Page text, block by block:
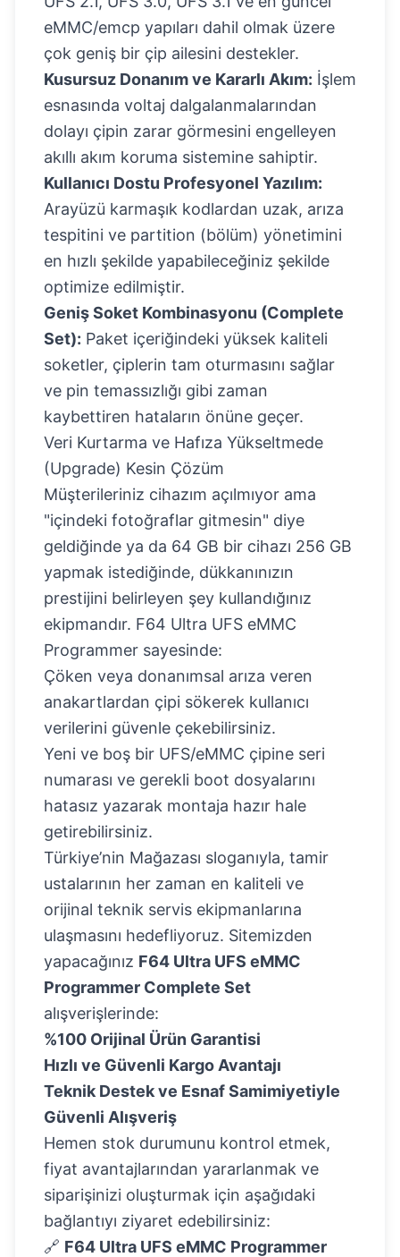
eMMC/emcp yapıları dahil olmak üzere
çok geniş bir çip ailesini destekler.
Kusursuz Donanım ve Kararlı Akım: İşlem
esnasında voltaj dalgalanmalarından
dolayı çipin zarar görmesini engelleyen
akıllı akım koruma sistemine sahiptir.
Kullanıcı Dostu Profesyonel Yazılım:
Arayüzü karmaşık kodlardan uzak, arıza
tespitini ve partition (bölüm) yönetimini
en hızlı şekilde yapabileceğiniz şekilde
optimize edilmiştir.
Geniş Soket Kombinasyonu (Complete
Set): Paket içeriğindeki yüksek kaliteli
soketler, çiplerin tam oturmasını sağlar
ve pin temassızlığı gibi zaman
kaybettiren hataların önüne geçer.
Veri Kurtarma ve Hafıza Yükseltmede
(Upgrade) Kesin Çözüm
Müşterileriniz cihazım açılmıyor ama
"içindeki fotoğraflar gitmesin" diye
geldiğinde ya da 64 GB bir cihazı 256 GB
yapmak istediğinde, dükkanınızın
prestijini belirleyen şey kullandığınız
ekipmandır. F64 Ultra UFS eMMC
Programmer sayesinde:
Çöken veya donanımsal arıza veren
anakartlardan çipi sökerek kullanıcı
verilerini güvenle çekebilirsiniz.
Yeni ve boş bir UFS/eMMC çipine seri
numarası ve gerekli boot dosyalarını
hatasız yazarak montaja hazır hale
getirebilirsiniz.
Türkiye’nin Mağazası sloganıyla, tamir
ustalarının her zaman en kaliteli ve
orijinal teknik servis ekipmanlarına
ulaşmasını hedefliyoruz. Sitemizden
yapacağınız F64 Ultra UFS eMMC
Programmer Complete Set
alışverişlerinde:
%100 Orijinal Ürün Garantisi
Hızlı ve Güvenli Kargo Avantajı
Teknik Destek ve Esnaf Samimiyetiyle
Güvenli Alışveriş
Hemen stok durumunu kontrol etmek,
fiyat avantajlarından yararlanmak ve
siparişinizi oluşturmak için aşağıdaki
bağlantıyı ziyaret edebilirsiniz:
🔗 F64 Ultra UFS eMMC Programmer